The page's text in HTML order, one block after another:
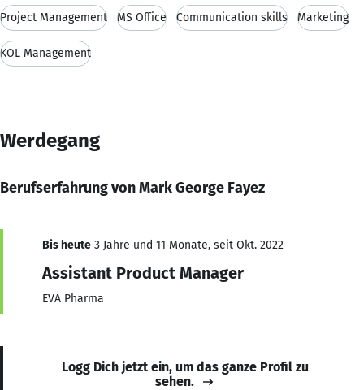
Project Management MS Office Communication skills Marketing
KOL Management
Werdegang
Berufserfahrung von Mark George Fayez
Bis heute 3 Jahre und 11 Monate, seit Okt. 2022
Assistant Product Manager
EVA Pharma
Logg Dich jetzt ein, um das ganze Profil zu
sehen.